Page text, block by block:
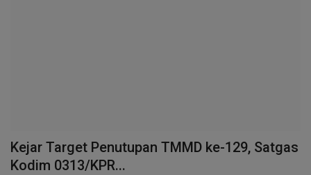
Kejar Target Penutupan TMMD ke-129, Satgas
Kodim 0313/KPR...